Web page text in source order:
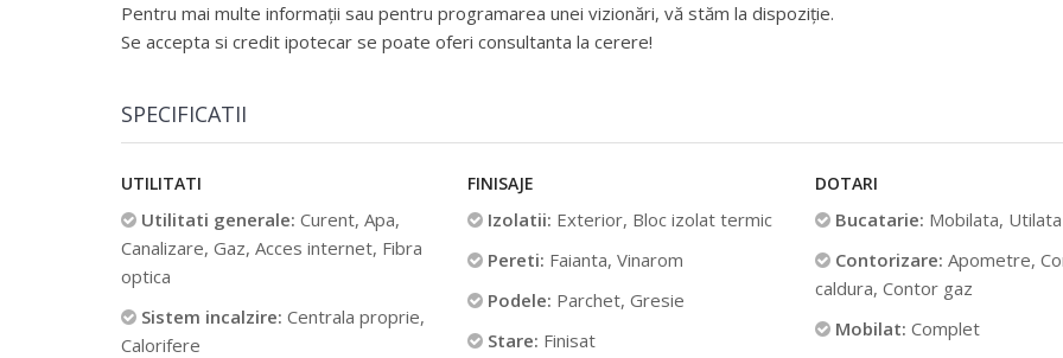
Pentru mai multe informații sau pentru programarea unei vizionări, vă stăm la dispoziție.
Se accepta si credit ipotecar se poate oferi consultanta la cerere!
SPECIFICATII
UTILITATI
Utilitati generale: Curent, Apa,
Canalizare, Gaz, Acces internet, Fibra
optica
Sistem incalzire: Centrala proprie,
Calorifere
FINISAJE
Izolatii: Exterior, Bloc izolat termic
Pereti: Faianta, Vinarom
Podele: Parchet, Gresie
Stare: Finisat
DOTARI
Bucatarie: Mobilata, Utilata
Contorizare: Apometre,
caldura, Contor gaz
Mobilat: Complet